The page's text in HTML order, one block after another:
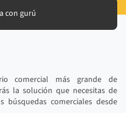
con gurú
comercial más grande de
la solución que necesitas de
búsquedas comerciales desde